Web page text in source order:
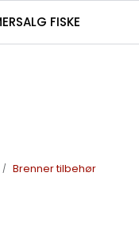
Jaktia | Gavekort
FISKE
Brenner tilbehør